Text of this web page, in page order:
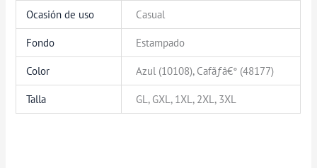
Ocasión de uso Casual
Fondo Estampado
Color Azul (10108), Cafãƒâ€° (48177)
Talla GL, GXL, 1XL, 2XL, 3XL